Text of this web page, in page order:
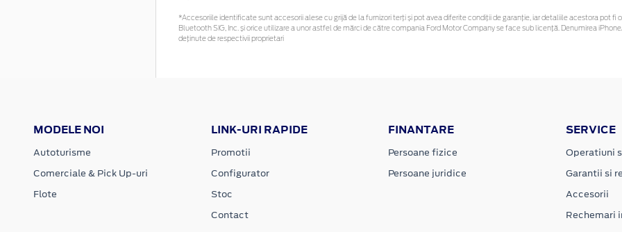
*Accesoriile identificate sunt accesorii alese cu grijă de la furnizori terți și pot avea diferite condiții de garanție, iar detaliile acestora pot
Bluetooth SIG, Inc. și orice utilizare a unor astfel de mărci de către compania Ford Motor Company se face sub licență. Denumirea
deținute de respectivii proprietari
MODELE NOI
Autoturisme
Comerciale & Pick Up-uri
Flote
LINK-URI RAPIDE
Promotii
Configurator
Stoc
Contact
FINANTARE
Persoane fizice
Persoane juridice
SERVICE
Operatiuni
Garantii si
Accesorii
Rechemari